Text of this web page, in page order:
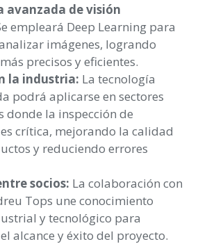
avanzada de visión
empleará Deep Learning para
imágenes, logrando
precisos y eficientes.
la industria: La tecnología
podrá aplicarse en sectores
donde la inspección de
crítica, mejorando la calidad
y reduciendo errores
socios: La colaboración con
Tops une conocimiento
y tecnológico para
alcance y éxito del proyecto.